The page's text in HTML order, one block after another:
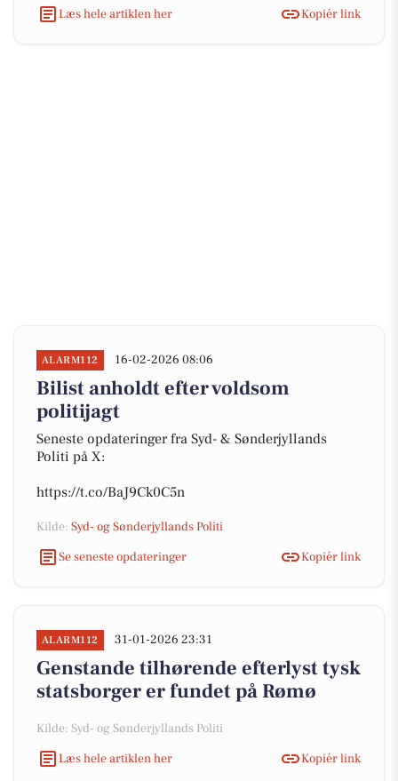
Læs hele artiklen her
Kopiér link
ALARM112 16-02-2026 08:06
Bilist anholdt efter voldsom
politijagt
Seneste opdateringer fra Syd- & Sønderjyllands
Politi på X:
https://t.co/BaJ9Ck0C5n
Kilde: Syd- og Sønderjyllands Politi
Se seneste opdateringer
Kopiér link
ALARM112 31-01-2026 23:31
Genstande tilhørende efterlyst tysk
statsborger er fundet på Rømø
Kilde: Syd- og Sønderjyllands Politi
Læs hele artiklen her
Kopiér link